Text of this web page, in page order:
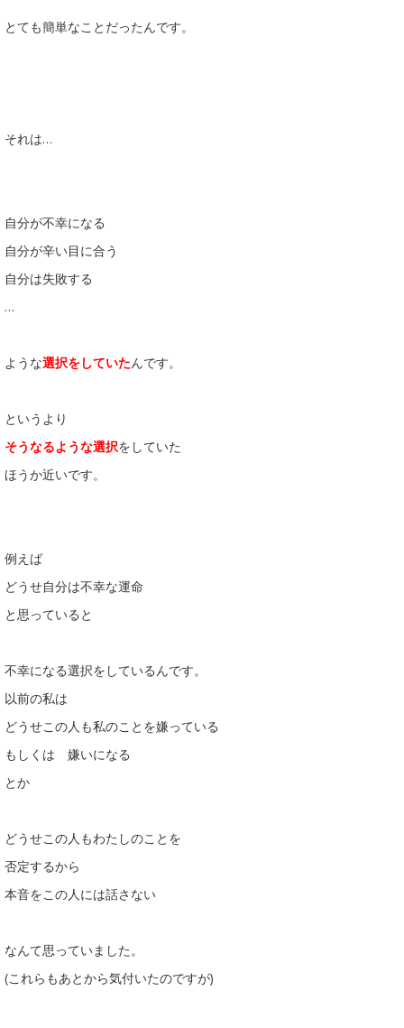
とても簡単なことだったんです。
それは…
自分が不幸になる
自分が辛い目に合う
自分は失敗する
…
ような選択をしていたんです。
というより
そうなるような選択をしていた
ほうか近いです。
例えば
どうせ自分は不幸な運命
と思っていると
不幸になる選択をしているんです。
以前の私は
どうせこの人も私のことを嫌っている
もしくは 嫌いになる
とか
どうせこの人もわたしのことを
否定するから
本音をこの人には話さない
なんて思っていました。
(これらもあとから気付いたのですが)